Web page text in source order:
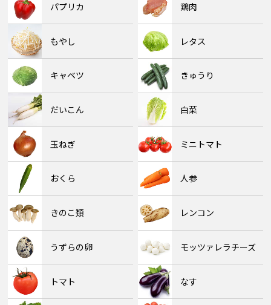
パプリカ 鶏肉
もやし レタス
キャベツ きゅうり
だいこん 白菜
玉ねぎ ミニトマト
おくら 人参
きのこ類 レンコン
うずらの卵 モッツァレラチーズ
トマト なす